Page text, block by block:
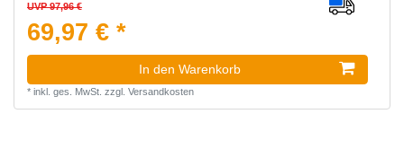
UVP 97,96 €
69,97 € *
In den Warenkorb
* inkl. ges. MwSt. zzgl. Versandkosten